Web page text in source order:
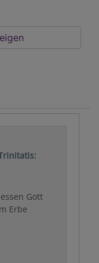
Gott
Erbe